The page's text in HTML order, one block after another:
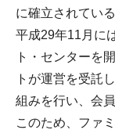
に確立されてい
平成29年11月に
ト・センターを
トが運営を受託
組みを行い、会
このため、ファ